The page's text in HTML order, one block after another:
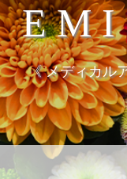
E M I
《 メディカル